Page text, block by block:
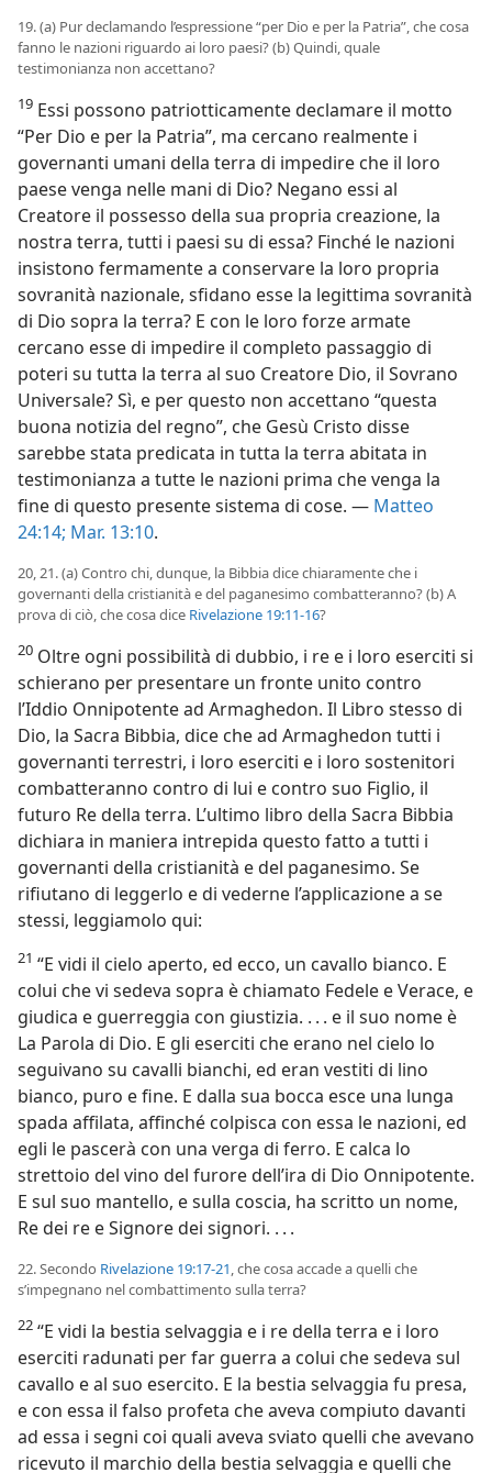
19. (a) Pur declamando l’espressione “per Dio e per la Patria”, che cosa
fanno le nazioni riguardo ai loro paesi? (b) Quindi, quale
testimonianza non accettano?
19 Essi possono patriotticamente declamare il motto
“Per Dio e per la Patria”, ma cercano realmente i
governanti umani della terra di impedire che il loro
paese venga nelle mani di Dio? Negano essi al
Creatore il possesso della sua propria creazione, la
nostra terra, tutti i paesi su di essa? Finché le nazioni
insistono fermamente a conservare la loro propria
sovranità nazionale, sfidano esse la legittima sovranità
di Dio sopra la terra? E con le loro forze armate
cercano esse di impedire il completo passaggio di
poteri su tutta la terra al suo Creatore Dio, il Sovrano
Universale? Sì, e per questo non accettano “questa
buona notizia del regno”, che Gesù Cristo disse
sarebbe stata predicata in tutta la terra abitata in
testimonianza a tutte le nazioni prima che venga la
fine di questo presente sistema di cose. — Matteo
24:14; Mar. 13:10.
20, 21. (a) Contro chi, dunque, la Bibbia dice chiaramente che i
governanti della cristianità e del paganesimo combatteranno? (b) A
prova di ciò, che cosa dice Rivelazione 19:11-16?
20 Oltre ogni possibilità di dubbio, i re e i loro eserciti si
schierano per presentare un fronte unito contro
l’Iddio Onnipotente ad Armaghedon. Il Libro stesso di
Dio, la Sacra Bibbia, dice che ad Armaghedon tutti i
governanti terrestri, i loro eserciti e i loro sostenitori
combatteranno contro di lui e contro suo Figlio, il
futuro Re della terra. L’ultimo libro della Sacra Bibbia
dichiara in maniera intrepida questo fatto a tutti i
governanti della cristianità e del paganesimo. Se
rifiutano di leggerlo e di vederne l’applicazione a se
stessi, leggiamolo qui:
21 “E vidi il cielo aperto, ed ecco, un cavallo bianco. E
colui che vi sedeva sopra è chiamato Fedele e Verace, e
giudica e guerreggia con giustizia. . . . e il suo nome è
La Parola di Dio. E gli eserciti che erano nel cielo lo
seguivano su cavalli bianchi, ed eran vestiti di lino
bianco, puro e fine. E dalla sua bocca esce una lunga
spada affilata, affinché colpisca con essa le nazioni, ed
egli le pascerà con una verga di ferro. E calca lo
strettoio del vino del furore dell’ira di Dio Onnipotente.
E sul suo mantello, e sulla coscia, ha scritto un nome,
Re dei re e Signore dei signori. . . .
22. Secondo Rivelazione 19:17-21, che cosa accade a quelli che
s’impegnano nel combattimento sulla terra?
22 “E vidi la bestia selvaggia e i re della terra e i loro
eserciti radunati per far guerra a colui che sedeva sul
cavallo e al suo esercito. E la bestia selvaggia fu presa,
e con essa il falso profeta che aveva compiuto davanti
ad essa i segni coi quali aveva sviato quelli che avevano
ricevuto il marchio della bestia selvaggia e quelli che